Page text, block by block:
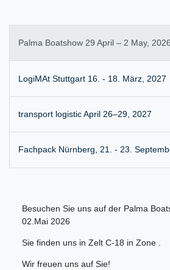
Palma Boatshow 29 April – 2 May, 2026
LogiMAt Stuttgart 16. - 18. März, 2027
transport logistic April 26–29, 2027
Fachpack Nürnberg, 21. - 23.
Besuchen Sie uns auf der Palma
02.Mai 2026
Sie finden uns in Zelt C-18 in Zone .
Wir freuen uns auf Sie!